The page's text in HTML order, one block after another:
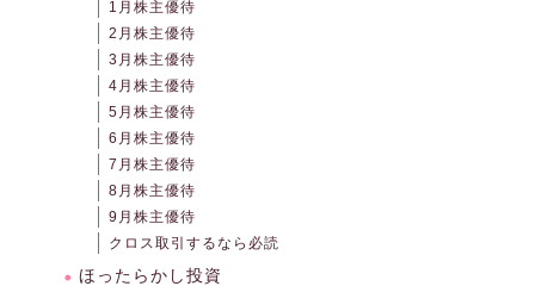
1月株主優待
2月株主優待
3月株主優待
4月株主優待
5月株主優待
6月株主優待
7月株主優待
8月株主優待
9月株主優待
クロス取引するなら必読
ほったらかし投資